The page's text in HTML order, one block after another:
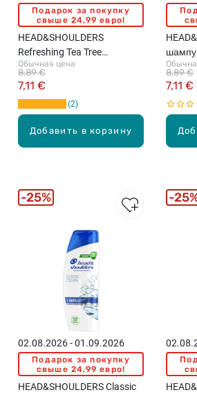
Добавить в корзину
Подарок за покупку
свыше 24,99 евро!
HEAD&SHOULDERS
Refreshing Tea Tree
шампунь от перхоти, 400мл
Обычная цена
7,11 €
8,89 €
2
7,11 €
8,89 €
02.08.2026 - 01.09.2026
Подарок за покупку
свыше 24,99 евро!
HEAD&SHOULDERS Classic
25%